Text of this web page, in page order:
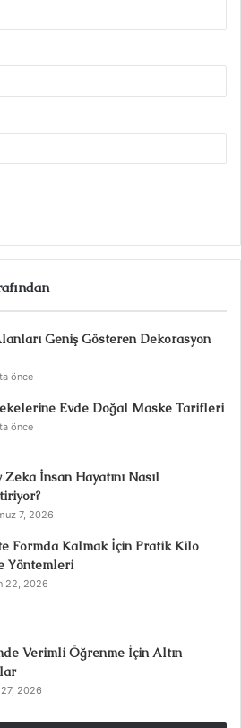
Geniş Gösteren Dekorasyon
önce
Evde Doğal Maske Tarifleri
önce
Zeka İnsan Hayatını Nasıl
7, 2026
Formda Kalmak İçin Pratik Kilo
Yöntemleri
22, 2026
Verimli Öğrenme İçin Altın
2026